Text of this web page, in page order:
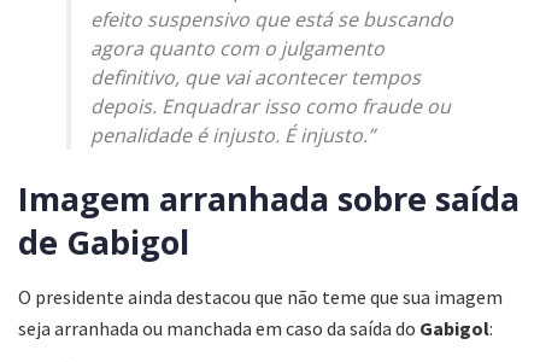
efeito suspensivo que está se buscando
agora quanto com o julgamento
definitivo, que vai acontecer tempos
depois. Enquadrar isso como fraude ou
penalidade é injusto. É injusto.”
Imagem arranhada sobre saída
de Gabigol
O presidente ainda destacou que não teme que sua imagem
seja arranhada ou manchada em caso da saída do Gabigol: